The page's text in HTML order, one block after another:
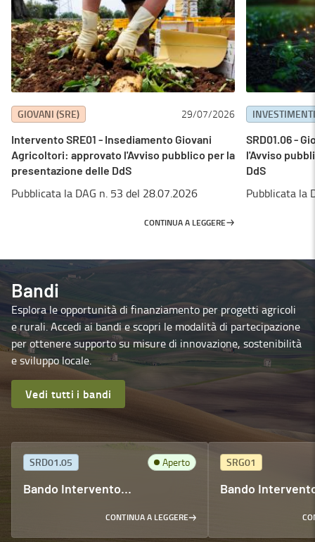
GIOVANI (SRE) 29/07/2026
Intervento SRE01 - Insediamento Giovani
Agricoltori: approvato l'Avviso pubblico per la
presentazione delle DdS
Pubblicata la DAG n. 53 del 28.07.2026
CONTINUA A LEGGERE
SRD01.06 -
l'Avviso
DdS
Pubblicata la
Bandi
Esplora le opportunità di finanziamento per progetti agricoli
e rurali. Accedi ai bandi e scopri le modalità di partecipazione
per ottenere supporto su misure di innovazione, sostenibilità
e sviluppo locale.
Vedi tutti i bandi
SRD01.05 Aperto
Bando Intervento
CONTINUA A LEGGERE
SRG01
Bando